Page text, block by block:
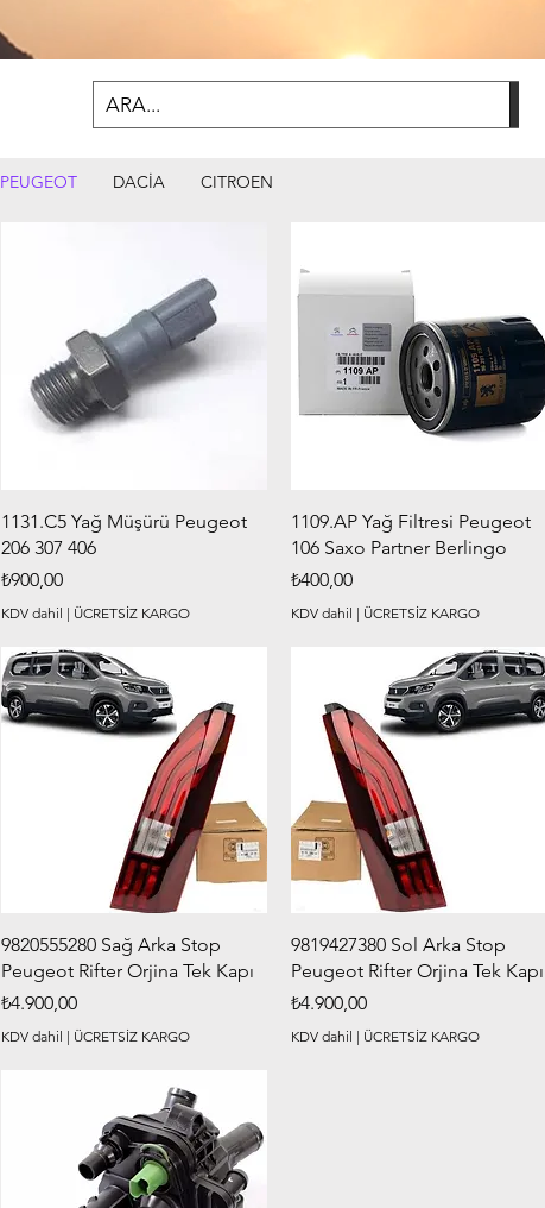
PEUGEOT DACİA CITROEN
Hızlı Bakış
1131.C5 Yağ Müşürü Peugeot
206 307 406
Fiyat
₺900,00
KDV dahil | ÜCRETSİZ KARGO
Hızlı Bakış
1109.AP Yağ Filtresi Peugeot
106 Saxo Partner Berlingo
Fiyat
₺400,00
KDV dahil | ÜCRETSİZ KARGO
Hızlı Bakış
9820555280 Sağ Arka Stop
Peugeot Rifter Orjina Tek Kapı
Fiyat
₺4.900,00
KDV dahil | ÜCRETSİZ KARGO
Hızlı Bakış
9819427380 Sol Arka Stop
Peugeot Rifter Orjina Tek Kapı
Fiyat
₺4.900,00
KDV dahil | ÜCRETSİZ KARGO